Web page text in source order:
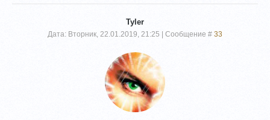
Tyler
Дата: Вторник, 22.01.2019, 21:25 | Сообщение # 33